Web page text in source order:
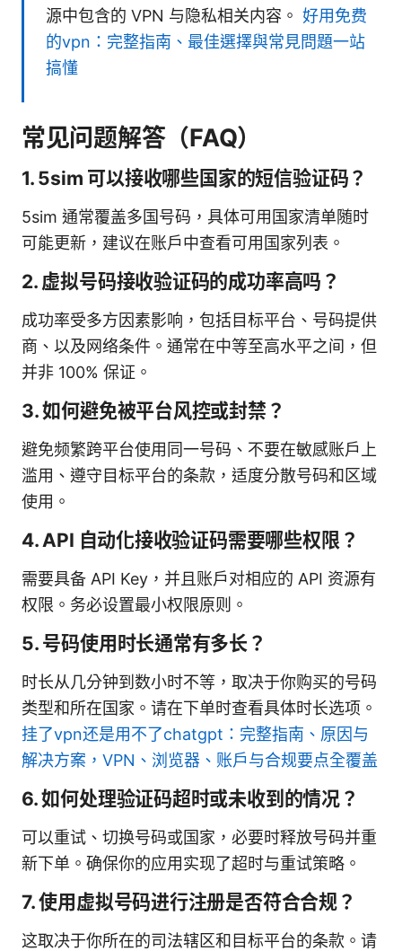
源中包含的 VPN 与隐私相关内容。 好用免费
的vpn：完整指南、最佳選擇與常見問題一站
搞懂
常见问题解答（FAQ）
1. 5sim 可以接收哪些国家的短信验证码？
5sim 通常覆盖多国号码，具体可用国家清单随时
可能更新，建议在账户中查看可用国家列表。
2. 虚拟号码接收验证码的成功率高吗？
成功率受多方因素影响，包括目标平台、号码提供
商、以及网络条件。通常在中等至高水平之间，但
并非 100% 保证。
3. 如何避免被平台风控或封禁？
避免频繁跨平台使用同一号码、不要在敏感账户上
滥用、遵守目标平台的条款，适度分散号码和区域
使用。
4. API 自动化接收验证码需要哪些权限？
需要具备 API Key，并且账户对相应的 API 资源有
权限。务必设置最小权限原则。
5. 号码使用时长通常有多长？
时长从几分钟到数小时不等，取决于你购买的号码
类型和所在国家。请在下单时查看具体时长选项。
挂了vpn还是用不了chatgpt：完整指南、原因与
解决方案，VPN、浏览器、账户与合规要点全覆盖
6. 如何处理验证码超时或未收到的情况？
可以重试、切换号码或国家，必要时释放号码并重
新下单。确保你的应用实现了超时与重试策略。
7. 使用虚拟号码进行注册是否符合合规？
这取决于你所在的司法辖区和目标平台的条款。请